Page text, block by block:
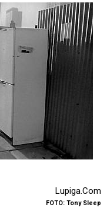
Lupiga.Com
FOTO: Tony Sleep